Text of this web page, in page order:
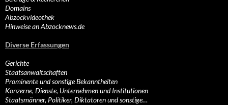
Domains
Abzockvideothek
Hinweise an Abzocknews.de
Diverse Erfassungen
Gerichte
Staatsanwaltschaften
Prominente und sonstige Bekanntheiten
Konzerne, Dienste, Unternehmen und Institutionen
Staatsmänner, Politiker, Diktatoren und sonstige…